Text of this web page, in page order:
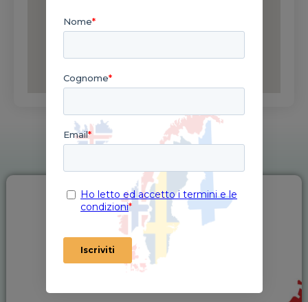
Studia con noi!
Scopri tutti i corsi